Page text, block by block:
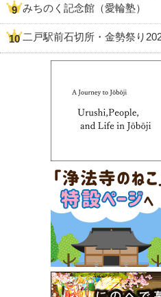
みちのく記念館（愛輪塾）
二戸駅前石切所・金勢祭り